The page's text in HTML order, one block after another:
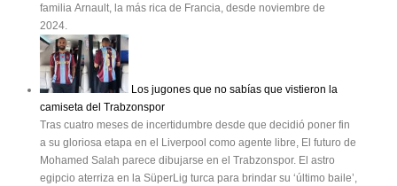
familia Arnault, la más rica de Francia, desde noviembre de
2024.
Los jugones que no sabías que vistieron la
camiseta del Trabzonspor
Tras cuatro meses de incertidumbre desde que decidió poner fin
a su gloriosa etapa en el Liverpool como agente libre, El futuro de
Mohamed Salah parece dibujarse en el Trabzonspor. El astro
egipcio aterriza en la SüperLig turca para brindar su ‘último baile’,